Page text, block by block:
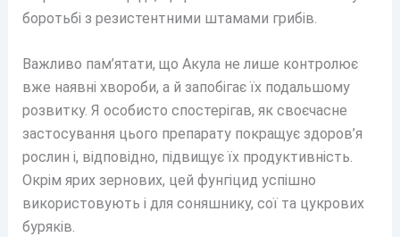
боротьбі з резистентними штамами грибів.
Важливо пам’ятати, що Акула не лише контролює
вже наявні хвороби, а й запобігає їх подальшому
розвитку. Я особисто спостерігав, як своєчасне
застосування цього препарату покращує здоров’я
рослин і, відповідно, підвищує їх продуктивність.
Окрім ярих зернових, цей фунгіцид успішно
використовують і для соняшнику, сої та цукрових
буряків.